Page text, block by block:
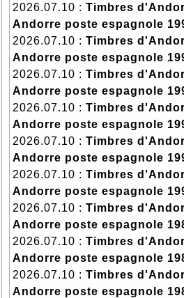
2026.07.10 : Timbres
Andorre poste espagnole
2026.07.10 : Timbres
Andorre poste espagnole
2026.07.10 : Timbres
Andorre poste espagnole
2026.07.10 : Timbres
Andorre poste espagnole
2026.07.10 : Timbres
Andorre poste espagnole
2026.07.10 : Timbres
Andorre poste espagnole
2026.07.10 : Timbres
Andorre poste espagnole
2026.07.10 : Timbres
Andorre poste espagnole
2026.07.10 : Timbres
Andorre poste espagnole